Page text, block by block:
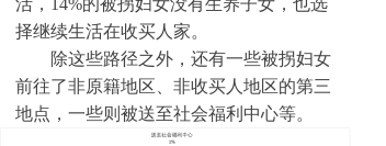
择继续生活在收买人家。
除这些路径之外，还有一些被拐妇女
前往了非原籍地区、非收买人地区的第三
地点，一些则被送至社会福利中心等。